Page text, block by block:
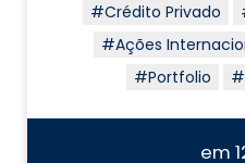
#Crédito Privado
#Ações
#Portfolio
em